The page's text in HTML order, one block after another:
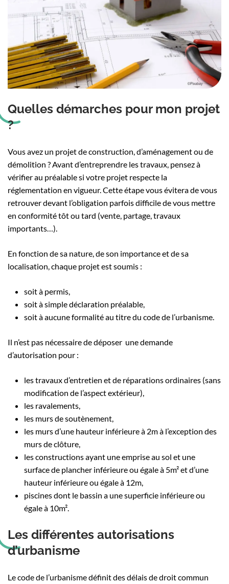
Quelles démarches pour mon projet
?
Vous avez un projet de construction, d’aménagement ou de
démolition ? Avant d’entreprendre les travaux, pensez à
vérifier au préalable si votre projet respecte la
réglementation en vigueur. Cette étape vous évitera de vous
retrouver devant l’obligation parfois difficile de vous mettre
en conformité tôt ou tard (vente, partage, travaux
importants…).
En fonction de sa nature, de son importance et de sa
localisation, chaque projet est soumis :
soit à permis,
soit à simple déclaration préalable,
soit à aucune formalité au titre du code de l’urbanisme.
Il n’est pas nécessaire de déposer une demande
d’autorisation pour :
les travaux d’entretien et de réparations ordinaires (sans
modification de l’aspect extérieur),
les ravalements,
les murs de soutènement,
les murs d’une hauteur inférieure à 2m à l’exception des
murs de clôture,
les constructions ayant une emprise au sol et une
surface de plancher inférieure ou égale à 5m² et d’une
hauteur inférieure ou égale à 12m,
piscines dont le bassin a une superficie inférieure ou
égale à 10m².
Les différentes autorisations
d’urbanisme
Le code de l’urbanisme définit des délais de droit commun